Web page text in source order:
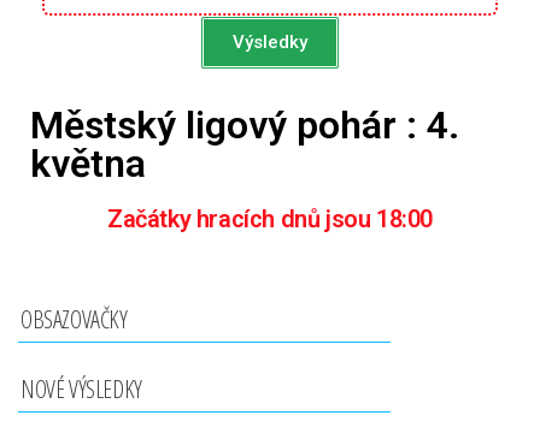
Výsledky
Městský ligový pohár : 4.
května
Začátky hracích dnů jsou 18:00
OBSAZOVAČKY
NOVÉ VÝSLEDKY